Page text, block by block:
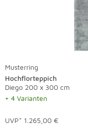
Musterring
Hochflorteppich
Diego 200 x 300 cm
+ 4 Varianten
UVP* 1.265,00 €